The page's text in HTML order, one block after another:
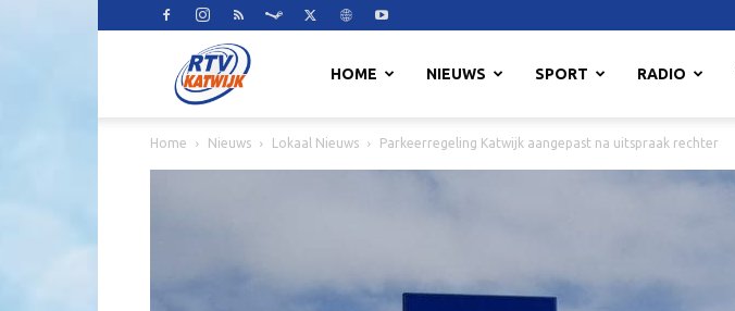
HOME NIEUWS SPORT RADIO
Home Nieuws Lokaal Nieuws Parkeerregeling Katwijk aangepast na uitspraak rechter